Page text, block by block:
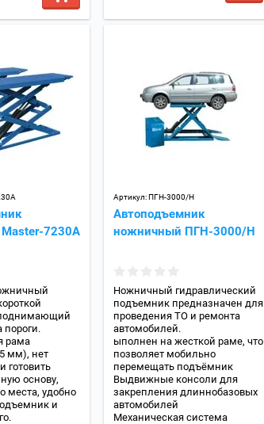
7230A
пороги.
рама
мм), нет
готовить
основу,
места, удобно
и
Артикул:ПГН-3000/Н
Автоподъемник
ножничный ПГН-3000/Н
Ножничный гидравлический
подъемник предназначен для
проведения ТО и ремонта
автомобилей.
ыполнен на жесткой раме, что
позволяет мобильно
перемещать подъёмник
Выдвижные консоли для
закрепления длиннобазовых
автомобилей
Механическая система